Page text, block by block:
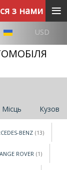
USD
Місць Кузов
BENZ (13)
ROVER (1)
з нами ≡